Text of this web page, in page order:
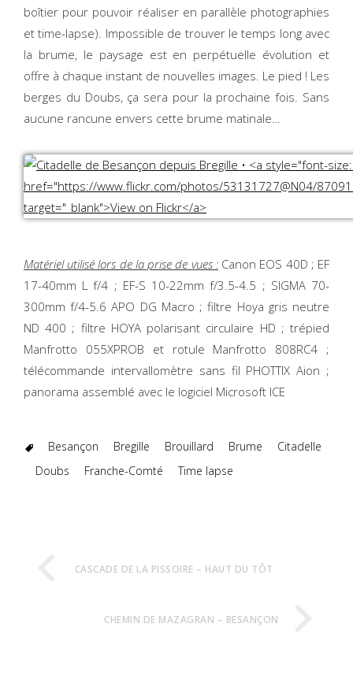
boîtier pour pouvoir réaliser en parallèle photographies
et time-lapse). Impossible de trouver le temps long avec
la brume, le paysage est en perpétuelle évolution et
offre à chaque instant de nouvelles images. Le pied ! Les
berges du Doubs, ça sera pour la prochaine fois. Sans
aucune rancune envers cette brume matinale…
Matériel utilisé lors de la prise de vues :Canon EOS 40D ; EF
17-40mm L f/4 ; EF-S 10-22mm f/3.5-4.5 ; SIGMA 70-
300mm f/4-5.6 APO DG Macro ; filtre Hoya gris neutre
ND 400 ; filtre HOYA polarisant circulaire HD ; trépied
Manfrotto 055XPROB et rotule Manfrotto 808RC4 ;
télécommande intervallomètre sans fil PHOTTIX Aion ;
panorama assemblé avec le logiciel Microsoft ICE
Besançon Bregille Brouillard Brume
Citadelle
Doubs
Franche-Comté Time lapse
CASCADE DE LA PISSOIRE – HAUT DU TÔT
CHEMIN DE MAZAGRAN – BESANÇON